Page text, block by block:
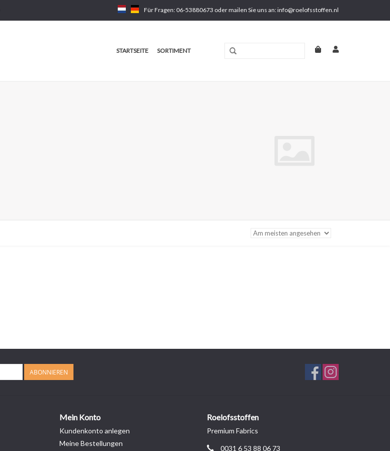
Für Fragen: 06-53880673 oder mailen Sie uns an:info@roelofsstoffen.nl
STARTSEITE SORTIMENT
ABONNIEREN
Mein Konto
Kundenkonto anlegen
Meine Bestellungen
Roelofsstoffen
Premium Fabrics
0031 6 53 88 06 73